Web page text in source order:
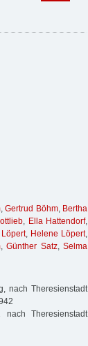
, Gertrud Böhm, Bertha
, Ella Hattendorf,
Löpert, Helene Löpert,
,Günther Satz,Selma
nach Theresienstadt
Theresienstadt